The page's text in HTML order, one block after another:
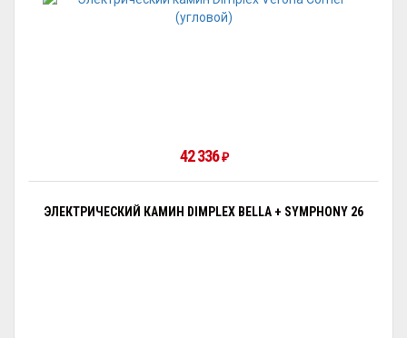
42 336₽
ЭЛЕКТРИЧЕСКИЙ КАМИН DIMPLEX BELLA + SYMPHONY 26